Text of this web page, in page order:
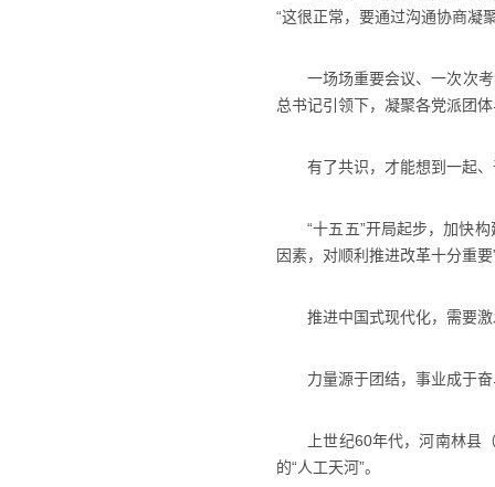
“这很正常，要通过沟通协商凝
一场场重要会议、一次次考
总书记引领下，凝聚各党派团
有了共识，才能想到一起、
“十五五”开局起步，加快构
因素，对顺利推进改革十分重
推进中国式现代化，需要激
力量源于团结，事业成于奋
上世纪60年代，河南林县（
的“人工天河”。